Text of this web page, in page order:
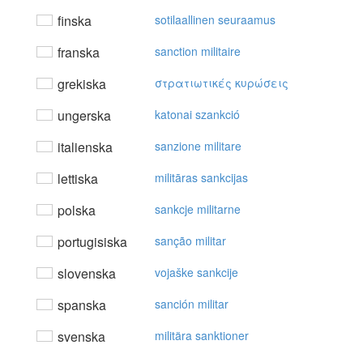
finska sotilaallinen seuraamus
franska sanction militaire
grekiska στρατιωτικές κυρώσεις
ungerska katonai szankció
italienska sanzione militare
lettiska militāras sankcijas
polska sankcje militarne
portugisiska sanção militar
slovenska vojaške sankcije
spanska sanción militar
svenska militära sanktioner